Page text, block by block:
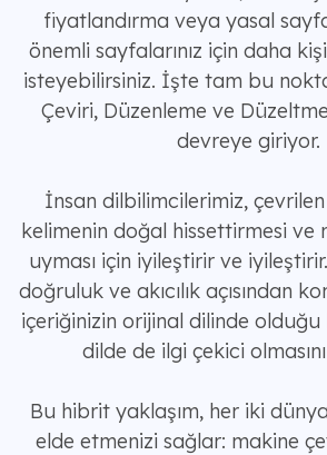
fiyatlandırma veya yasal
önemli sayfalarınız için daha
isteyebilirsiniz. İşte tam bu
Çeviri, Düzenleme ve
devreye giriyor.
İnsan dilbilimcilerimiz,
kelimenin doğal hissettirmesi ve
uyması için iyileştirir ve
doğruluk ve akıcılık açısından
içeriğinizin orijinal dilinde
dilde de ilgi çekici
Bu hibrit yaklaşım, her iki
elde etmenizi sağlar: makine